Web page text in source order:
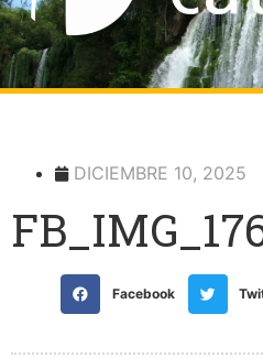
DICIEMBRE 10, 2025
Facebook